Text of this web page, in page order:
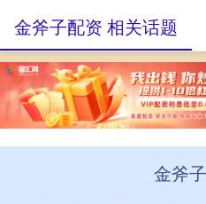
金斧
金斧子配资 相关话题